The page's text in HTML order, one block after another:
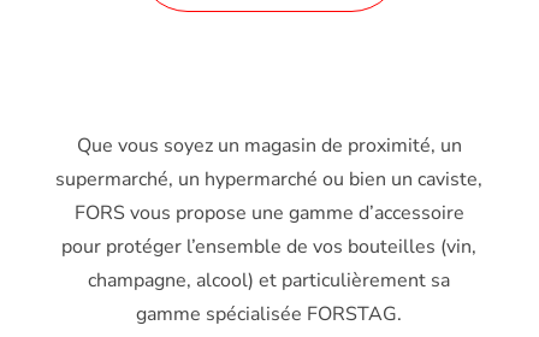
Que vous soyez un magasin de proximité, un
supermarché, un hypermarché ou bien un caviste,
FORS vous propose une gamme d’accessoire
pour protéger l’ensemble de vos bouteilles (vin,
champagne, alcool) et particulièrement sa
gamme spécialisée FORSTAG.